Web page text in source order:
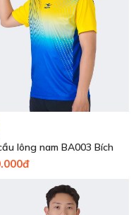
lông nam BA003 Bích